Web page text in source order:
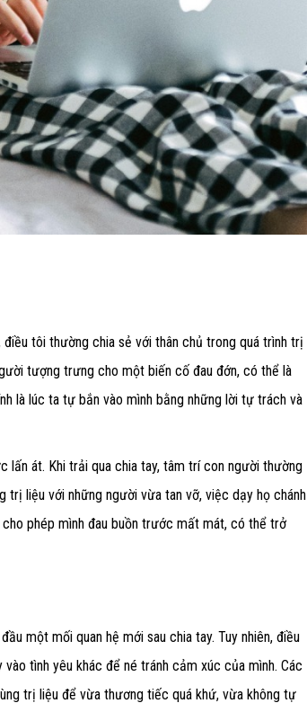
tôi thường chia sẻ với thân chủ trong quá trình trị
tượng trưng cho một biến cố đau đớn, có thể là
là lúc ta tự bắn vào mình bằng những lời tự trách và
lấn át. Khi trải qua chia tay, tâm trí con người thường
trị liệu với những người vừa tan vỡ, việc dạy họ chánh
phép mình đau buồn trước mất mát, có thể trở
một mối quan hệ mới sau chia tay. Tuy nhiên, điều
tình yêu khác để né tránh cảm xúc của mình. Các
trị liệu để vừa thương tiếc quá khứ, vừa không tự